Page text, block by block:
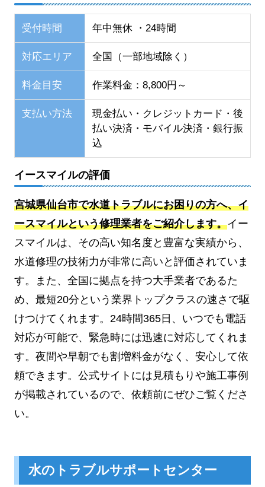
受付時間 年中無休 ・24時間
対応エリア 全国（一部地域除く）
料金目安 作業料金：8,800円～
支払い方法
現金払い・クレジットカード・後
払い決済・モバイル決済・銀行振
込
イースマイルの評価
宮城県仙台市で水道トラブルにお困りの方へ、イ
ースマイルという修理業者をご紹介します。イー
スマイルは、その高い知名度と豊富な実績から、
水道修理の技術力が非常に高いと評価されていま
す。また、全国に拠点を持つ大手業者であるた
め、最短20分という業界トップクラスの速さで駆
けつけてくれます。24時間365日、いつでも電話
対応が可能で、緊急時には迅速に対応してくれま
す。夜間や早朝でも割増料金がなく、安心して依
頼できます。公式サイトには見積もりや施工事例
が掲載されているので、依頼前にぜひご覧くださ
い。
水のトラブルサポートセンター